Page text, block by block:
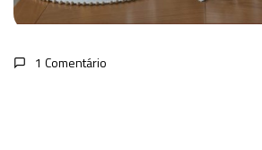
1 Comentário